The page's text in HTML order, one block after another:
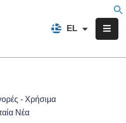
EL
FR
- Χρήσιμα
Νέα